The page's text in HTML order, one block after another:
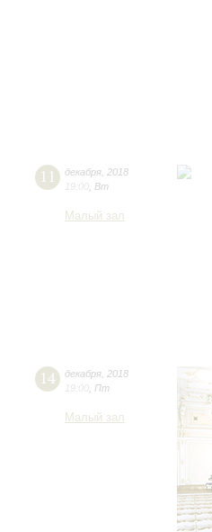
11 декабря 2018
19:00 Вт
Малый зал
14 декабря 2018
19:00 Пт
Малый зал